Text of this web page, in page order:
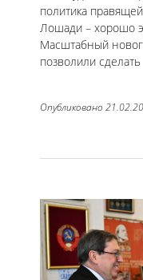
политика
Лошади – хорошо
Масштабный
позволили сделать
Опубликовано